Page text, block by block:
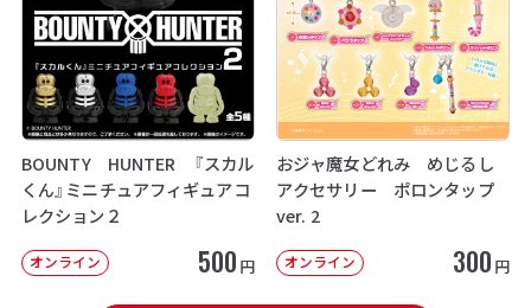
BOUNTY HUNTER 『スカル
くん』ミニチュアフィギュアコ
レクション２
オンライン 500 円
おジャ魔女どれみ めじるし
アクセサリー ポロンタップ
ver. 2
オンライン 300 円